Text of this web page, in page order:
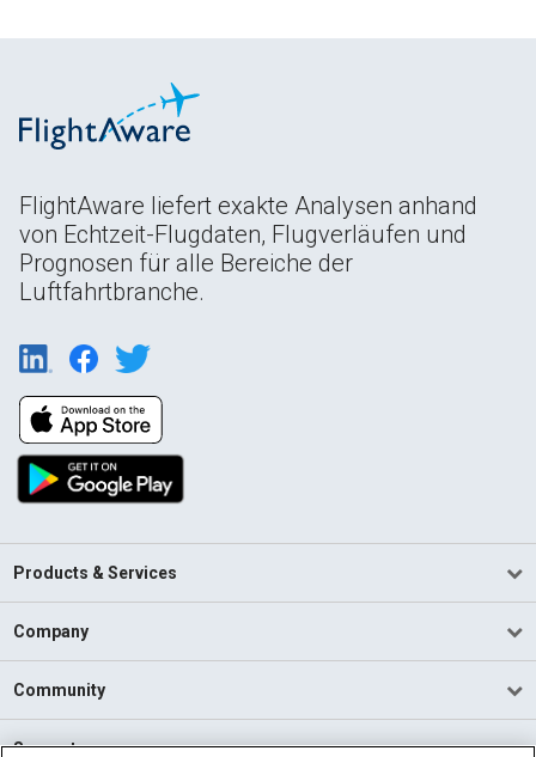
FlightAware liefert exakte Analysen anhand
von Echtzeit-Flugdaten, Flugverläufen und
Prognosen für alle Bereiche der
Luftfahrtbranche.
Products & Services
Company
Community
Support